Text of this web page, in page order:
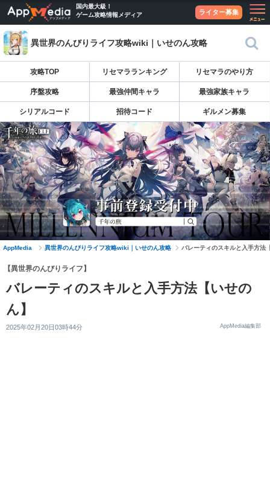
国内最大級！
ゲーム攻略情報メディア
ライター募集
異世界のんびりライフ攻略wiki｜いせのん攻略
攻略TOP リセマラランキング リセマラのやり方
序盤攻略 最強仲間キャラ 最強家族キャラ
シリアルコード 招待コード ギルメン募集
AppMedia 異世界のんびりライフ攻略wiki｜いせのん攻略 バレーティのスキルと入手方法
【異世界のんびりライフ】
バレーティのスキルと入手方法【いせの
ん】
2025年02月20日03時44分 AppMedia編集部